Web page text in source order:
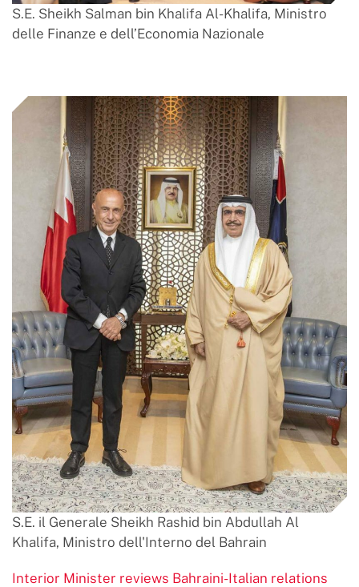
S.E. Sheikh Salman bin Khalifa Al-Khalifa, Ministro
delle Finanze e dell’Economia Nazionale
S.E. il Generale Sheikh Rashid bin Abdullah Al
Khalifa, Ministro dell'Interno del Bahrain
Interior Minister reviews Bahraini-Italian relations